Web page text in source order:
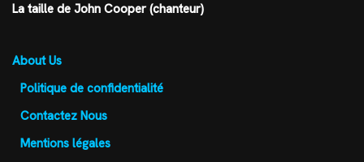
La taille de John Cooper (chanteur)
About Us
Politique de confidentialité
Contactez Nous
Mentions légales